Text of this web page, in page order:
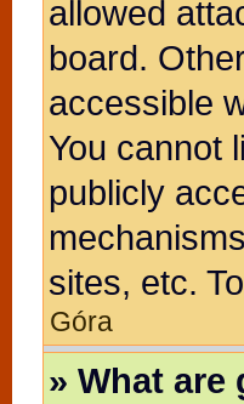
allowed
board.
accessible
You cannot
publicly
sites, etc.
Góra
» What